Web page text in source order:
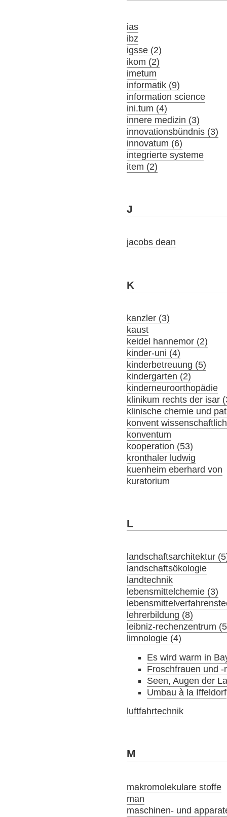
ias
ibz
igsse (2)
ikom (2)
imetum
informatik (9)
information science
ini.tum (4)
innere medizin (3)
innovationsbündnis (3)
innovatum (6)
integrierte systeme
item (2)
J
jacobs dean
K
kanzler (3)
kaust
keidel hannemor (2)
kinder-uni (4)
kinderbetreuung (5)
kindergarten (2)
kinderneuroorthopädie
klinikum rechts der isar
klinische chemie und
konvent
konventum
kooperation (53)
kronthaler ludwig
kuenheim eberhard von
kuratorium
L
landschaftsarchitektur
landschaftsökologie
landtechnik
lebensmittelchemie (3)
lehrerbildung (8)
leibniz-rechenzentrum
limnologie (4)
Es wird warm in
Froschfrauen und
Seen, Augen der
Umbau à la Iffeldorf
luftfahrtechnik
M
makromolekulare stoffe
man
maschinen- und